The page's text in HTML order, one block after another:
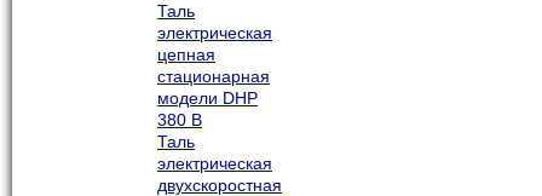
Таль
электрическая
цепная
стационарная
модели DHP
380 В
Таль
электрическая
двухскоростная